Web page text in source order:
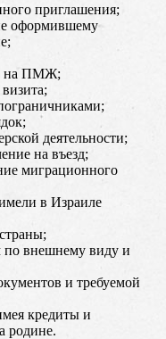
приглашения;
оформившему
на ПМЖ;
деятельности;
на въезд;
миграционного
в Израиле
по внешнему виду и
и требуемой
кредиты и
родине.